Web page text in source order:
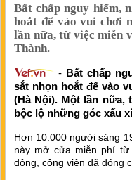
Bất chấp nguy hiểm,
hoắt để vào vui chơi
lần nữa, từ việc miễn
Thành.
- Bất chấp
sắt nhọn hoắt để vào
(Hà Nội). Một lần nữa,
bộc lộ những góc xấu
Hơn 10.000 người sáng
này mở cửa miễn phí
đông, công viên đã đóng